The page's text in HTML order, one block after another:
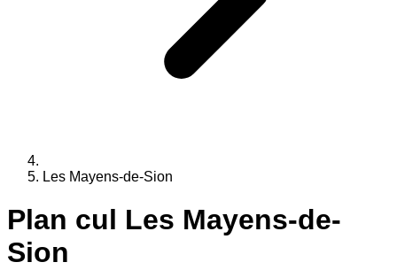
Les Mayens-de-Sion
Plan cul Les Mayens-de-
Sion